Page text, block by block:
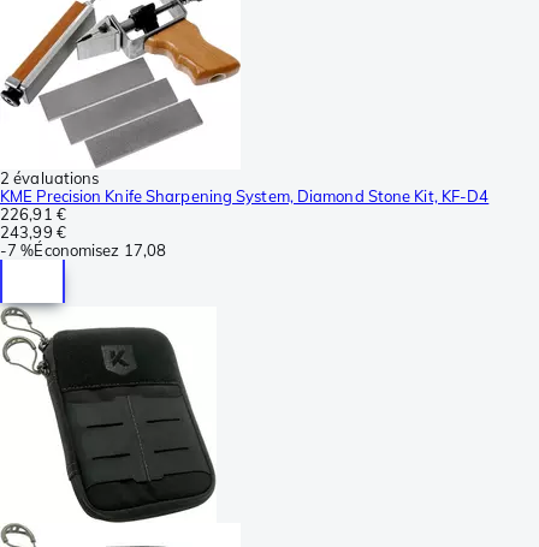
2 évaluations
KME Precision Knife Sharpening System, Diamond Stone Kit, KF-D4
226,91 €
243,99 €
-7 %Économisez 17,08